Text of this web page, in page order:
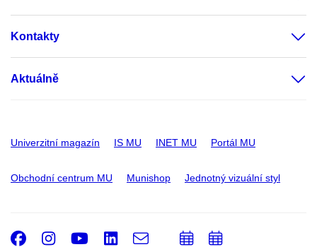
Kontakty
Aktuálně
Univerzitní magazín IS MU INET MU Portál MU
Obchodní centrum MU Munishop Jednotný vizuální styl
Facebook
Instagram
Youtube
LinkedIn
e-
PřidatPřidat